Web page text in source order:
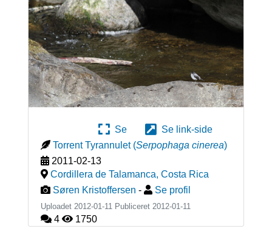
Se
Se link-side
Torrent Tyrannulet (Serpophaga cinerea)
2011-02-13
Cordillera de Talamanca, Costa Rica
Søren Kristoffersen - Se profil
Uploadet 2012-01-11 Publiceret 2012-01-11
4 1750